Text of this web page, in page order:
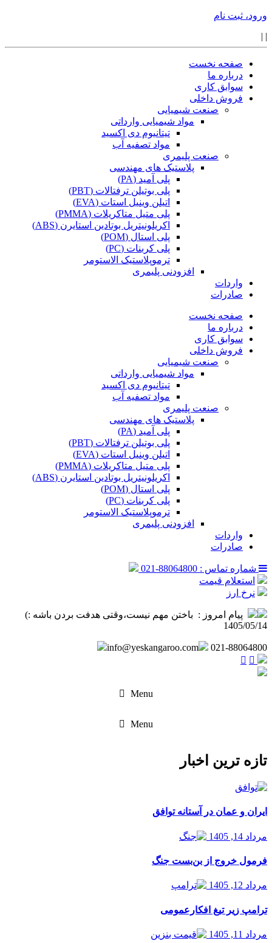
ورود، ثبت نام
|
|
صفحه نخست
درباره ما
سوابق کاری
فروش داخلی
صنعت شیمیایی
مواد شیمیایی وارداتی
تیتانیوم دی اکسید
مواد تصفیه آب
صنعت پلیمری
پلاستیک های مهندسی
پلی آمید (PA)
پلی بوتیلن ترفتالات (PBT)
اتیلن وینیل استات (EVA)
پلی متیل متاکریلات (PMMA)
اکریلونیتریل بوتادین استایرن (ABS)
پلی استال (POM)
پلی کربنات (PC)
ترموپلاستیک الاستومر
افزودنی پلیمری
واردات
صادرات
صفحه نخست
درباره ما
سوابق کاری
فروش داخلی
صنعت شیمیایی
مواد شیمیایی وارداتی
تیتانیوم دی اکسید
مواد تصفیه آب
صنعت پلیمری
پلاستیک های مهندسی
پلی آمید (PA)
پلی بوتیلن ترفتالات (PBT)
اتیلن وینیل استات (EVA)
پلی متیل متاکریلات (PMMA)
اکریلونیتریل بوتادین استایرن (ABS)
پلی استال (POM)
پلی کربنات (PC)
ترموپلاستیک الاستومر
افزودنی پلیمری
واردات
صادرات
شماره تماس : 88064800-021
استعلام قیمت
نرخ ارز
پیام امروز : ‌ باختن مهم نیست،وقتی هدفت بردن باشه :) ️
1405/05/14
info@yeskangaroo.com 021-88064800
Menu
Menu
تازه ترین اخبار
ایران و عمان در آستانه توافق
مرداد 14, 1405
فرمول خروج از بن‌بست جنگ
مرداد 12, 1405
ترامپ زیر تیغ افکارعمومی
مرداد 11, 1405